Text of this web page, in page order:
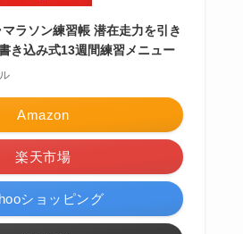
ラソン練習帳 潜在走力を引き
き込み式13週間練習メニュー
Amazon
楽天市場
ショッピング